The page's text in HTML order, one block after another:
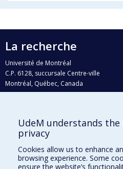
La recherche
Université de Montréal
C.P. 6128, succursale Centre-ville
Montréal, Québec, Canada
H3C 3J7
Qui fait quoi?
Nous trouver
Plan du site
UdeM understands
privacy
Cookies allow us to enhance
browsing experience. Some
ensure the website’s